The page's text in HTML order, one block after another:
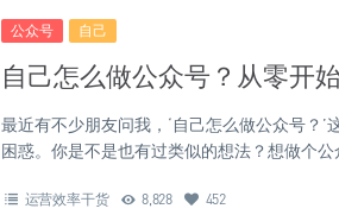
公众号 自己
自己怎么做公众号？从零开
最近有不少朋友问我，‘自己怎么做公众号？
困惑。你是不是也有过类似的想法？想做个
运营效率干货 8,828 452